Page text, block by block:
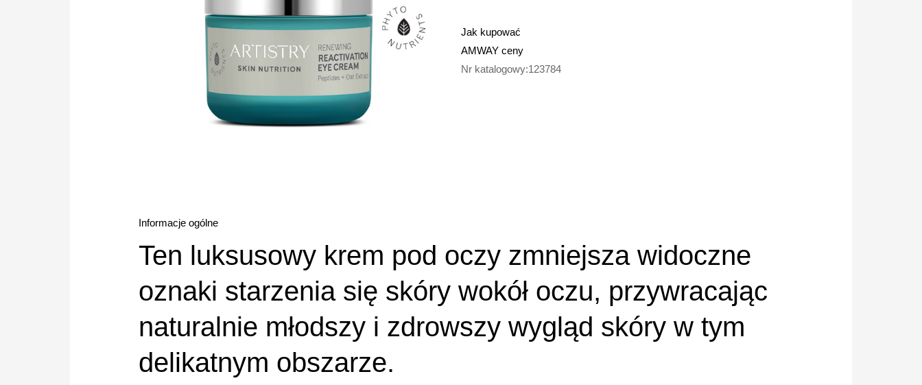
Jak kupować
AMWAY ceny
Nr katalogowy:123784
Informacje ogólne
Ten luksusowy krem pod oczy zmniejsza widoczne
oznaki starzenia się skóry wokół oczu, przywracając
naturalnie młodszy i zdrowszy wygląd skóry w tym
delikatnym obszarze.